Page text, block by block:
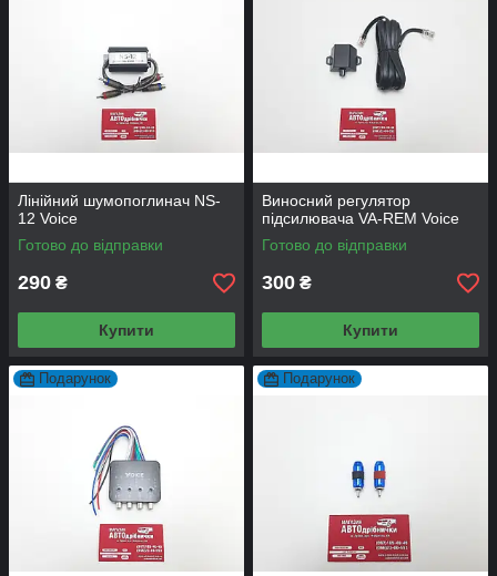
Лінійний шумопоглинач NS-
12 Voice
Готово до відправки
290 ₴
Купити
Виносний регулятор
підсилювача VA-REM Voice
Готово до відправки
300 ₴
Купити
Подарунок Подарунок